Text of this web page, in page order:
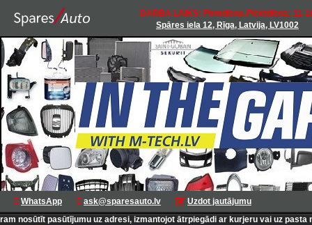
DARBA LAIKS: Pirmdiena-Piektdiena: 11-
Spāres iela 12, Rīga, Latvija, LV1002
WhatsApp ask@sparesauto.lv
Uzdot jautājumu
nosūtīt pasūtījumu uz adresi, izmantojot ātrpiegādi ar kurjeru vai uz pasta